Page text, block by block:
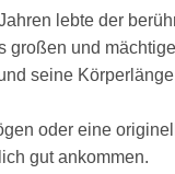
lebte der
großen und
seine
oder eine
gut ankommen.